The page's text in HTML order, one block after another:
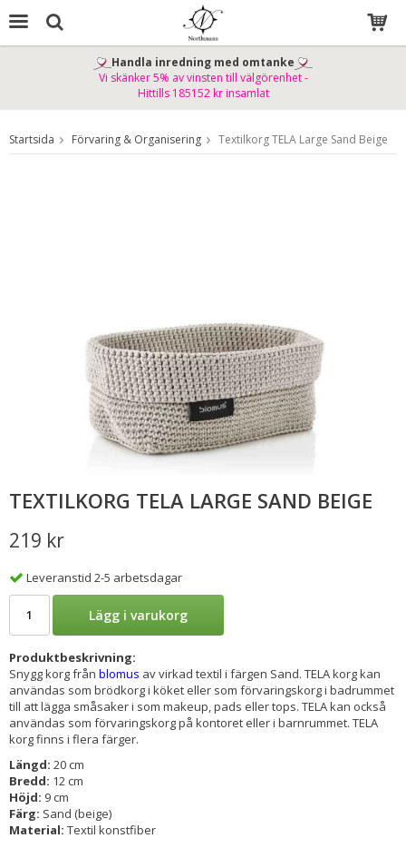
Produkten har blivit tillagd i varukorgen
Handla inredning med omtanke
Vi skänker 5% av vinsten till välgörenhet -
Hittills 185152 kr insamlat
Startsida Förvaring & Organisering Textilkorg TELA Large Sand Beige
TEXTILKORG TELA LARGE SAND BEIGE
219 kr
Leveranstid 2-5 arbetsdagar
Lägg i varukorg
Produktbeskrivning:
Snygg korg från blomus av virkad textil i färgen Sand. TELA korg kan
användas som brödkorg i köket eller som förvaringskorg i badrummet
till att lägga småsaker i som makeup, pads eller tops. TELA kan också
användas som förvaringskorg på kontoret eller i barnrummet. TELA
korg finns i flera färger.
Längd: 20 cm
Bredd: 12 cm
Höjd: 9 cm
Färg: Sand (beige)
Material: Textil konstfiber